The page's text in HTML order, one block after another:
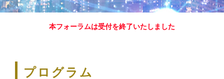
本フォーラムは受付を終了いたしました
プログラム